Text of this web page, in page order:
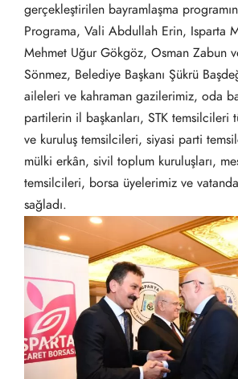
gerçekleştirilen bayramlaşma
Programa, Vali Abdullah Erin, Isparta
Mehmet Uğur Gökgöz, Osman Zabun
Sönmez, Belediye Başkanı Şükrü
aileleri ve kahraman gazilerimiz, oda
partilerin il başkanları, STK temsilcileri
ve kuruluş temsilcileri, siyasi parti
mülki erkân, sivil toplum kuruluşları,
temsilcileri, borsa üyelerimiz ve
sağladı.